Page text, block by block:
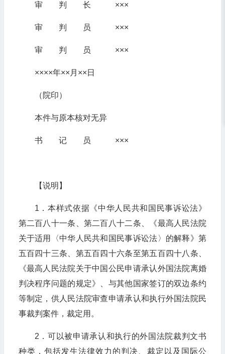
审 判 长 ×××
审 判 员 ×××
审 判 员 ×××
××××年××月××日
（院印）
本件与原本核对无异
书 记 员 ×××
【说明】
1．本样式依据《中华人民共和国民事诉讼法》
第二百八十一条、第二百八十二条、《最高人民法院
关于适用〈中华人民共和国民事诉讼法〉的解释》第
五百四十三条、第五百四十六条至第五百四十八条、
《最高人民法院关于中国公民申请承认外国法院离婚
判决程序问题的规定》、与其他国家签订的双边条约
等制定，供人民法院审查申请承认和执行外国法院民
事裁判案件，裁定用。
2．可以被申请承认和执行的外国法院裁判文书
种类，包括发生法律效力的判决、裁定以及国际公